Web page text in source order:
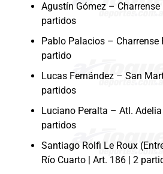
Agustín Gómez – Charrense
partidos
Pablo Palacios – Charrense
partido
Lucas Fernández – San
partidos
Luciano Peralta – Atl.
partidos
Santiago Rolfi Le Roux
Río Cuarto | Art. 186 | 2